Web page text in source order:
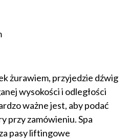
żurawiem, przyjedzie dźwig
wysokości i odległości
ważne jest, aby podać
przy zamówieniu. Spa
pasy liftingowe